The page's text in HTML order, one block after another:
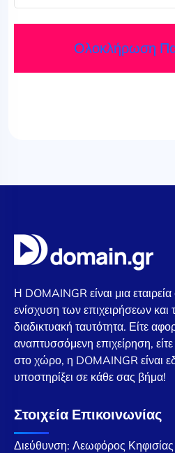
Ολοκλήρωση
Η DOMAINGR είναι μια
ενίσχυση των επιχειρήσεων και
διαδικτυακή ταυτότητα. Είτε
αναπτυσσόμενη επιχείρηση,
στο χώρο, η DOMAINGR είναι
υποστηρίξει σε κάθε σας βήμα!
Στοιχεία Επικοινωνίας
Διεύθυνση: Λεωφόρος